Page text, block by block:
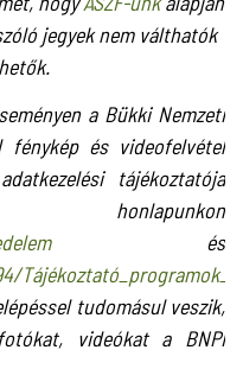
jegyek nem válthatók
a Bükki Nemzeti
fénykép és videofelvétel
tájékoztatója
és
tudomásul veszik,
videókat a BNPI